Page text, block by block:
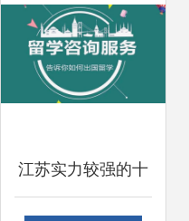
江苏实力较强的十